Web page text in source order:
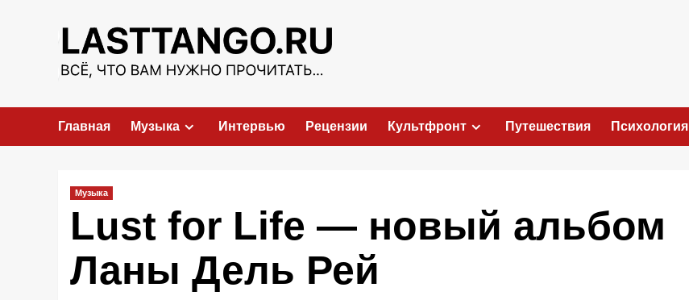
содержимому
Главная Музыка Интервью Рецензии Культфронт Путешествия Психология
Музыка
Lust for Life — новый альбом
Ланы Дель Рей